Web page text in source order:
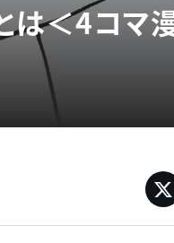
は＜4コマ